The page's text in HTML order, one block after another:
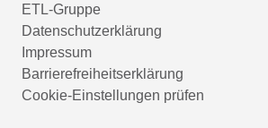
ETL-Gruppe
Datenschutzerklärung
Impressum
Barrierefreiheitserklärung
Cookie-Einstellungen prüfen